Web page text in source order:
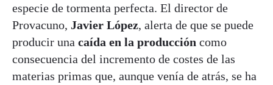
especie de tormenta perfecta. El director de
Provacuno, Javier López, alerta de que se puede
producir una caída en la producción como
consecuencia del incremento de costes de las
materias primas que, aunque venía de atrás, se ha